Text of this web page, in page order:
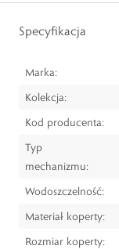
Specyfikacja
Marka:
Kolekcja:
Kod producenta:
Typ
mechanizmu:
Wodoszczelność:
Materiał koperty:
Rozmiar koperty: